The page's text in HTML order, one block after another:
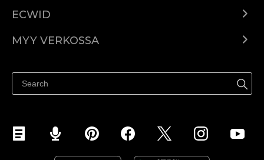
ECWID
Hinnoittelu
MYY VERKOSSA
Myy Facebookissa
Myy Instagramissa